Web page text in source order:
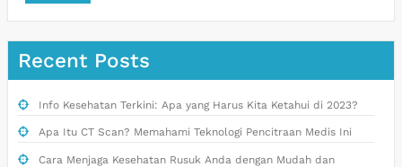
Recent Posts
Info Kesehatan Terkini: Apa yang Harus Kita Ketahui di 2023?
Apa Itu CT Scan? Memahami Teknologi Pencitraan Medis Ini
Cara Menjaga Kesehatan Rusuk Anda dengan Mudah dan